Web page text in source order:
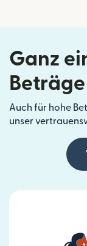
Ganz
Auch für hohe
unser